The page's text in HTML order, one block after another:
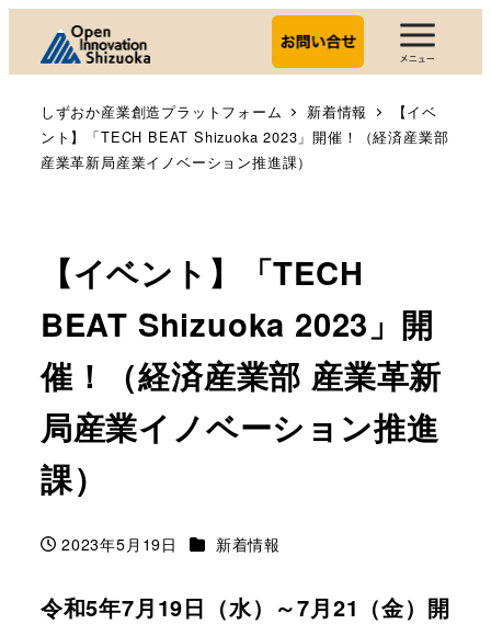
しずおか産業創造プラットフォーム 新着情報
【イベ
ント】「TECH BEAT Shizuoka 2023」開催！（経済産業部
産業革新局産業イノベーション推進課）
【イベント】「TECH
BEAT Shizuoka 2023」開
催！（経済産業部 産業革新
局産業イノベーション推進
課）
投稿日
2023年5月19日 カテゴリー
新着情報
令和5年7月19日（水）～7月21（金）開